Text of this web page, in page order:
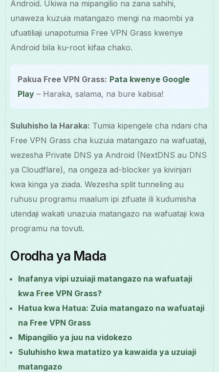
Android. Ukiwa na mipangilio na zana sahihi,
unaweza kuzuia matangazo mengi na maombi ya
ufuatiliaji unapotumia Free VPN Grass kwenye
Android bila ku-root kifaa chako.
Pakua Free VPN Grass: Pata kwenye Google
Play – Haraka, salama, na bure kabisa!
Suluhisho la Haraka: Tumia kipengele cha ndani cha
Free VPN Grass cha kuzuia matangazo na wafuataji,
wezesha Private DNS ya Android (NextDNS au DNS
ya Cloudflare), na ongeza ad-blocker ya kivinjari
kwa kinga ya ziada. Wezesha split tunneling au
ruhusu programu maalum ipi zifuate ili kudumisha
utendaji wakati unazuia matangazo na wafuataji kwa
programu na tovuti.
Orodha ya Mada
Inafanya vipi uzuiaji matangazo na wafuataji
kwa Free VPN Grass?
Hatua kwa Hatua: Zuia matangazo na wafuataji
na Free VPN Grass
Mipangilio ya juu na vidokezo
Suluhisho kwa matatizo ya kawaida ya uzuiaji
matangazo